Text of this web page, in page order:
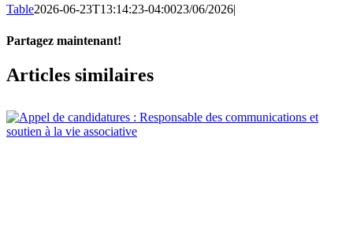
Table2026-06-23T13:14:23-04:0023/06/2026|
Partagez maintenant!
Facebook
X
Email
Articles similaires